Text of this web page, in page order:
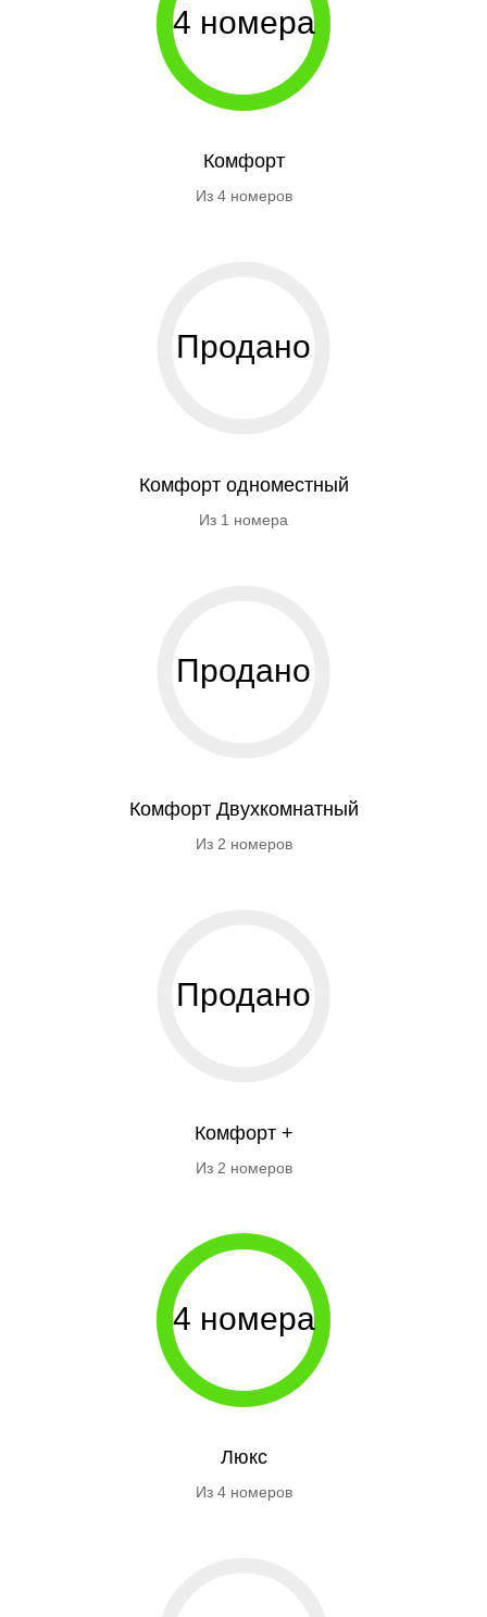
4 номера
Комфорт
Из 4 номеров
Продано
Комфорт одноместный
Из 1 номера
Продано
Комфорт Двухкомнатный
Из 2 номеров
Продано
Комфорт +
Из 2 номеров
4 номера
Люкс
Из 4 номеров